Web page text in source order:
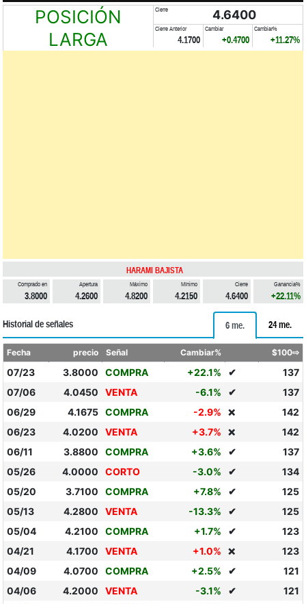
POSICIÓN
LARGA
Cierre 4.6400
Cierre Anterior
4.1700
Cambiar
+0.4700
Cambiar%
+11.27%
HARAMI BAJISTA
Comprado en
3.8000
Apertura
4.2600
Máximo
4.8200
Mínimo
4.2150
Cierre
4.6400
Ganancia%
+22.11%
Historial de señales 6 me. 24 me.
Fecha precio Señal Cambiar% $100⇨
07/23 3.8000 COMPRA +22.1% ✔
137
07/06
4.0450 VENTA -6.1% ✔
137
06/29
4.1675 COMPRA -2.9% ❌
142
06/23
4.0200 VENTA +3.7% ❌
142
06/11
3.8800 COMPRA +3.6% ✔
137
05/26
4.0000 CORTO -3.0% ✔
134
05/20
3.7100 COMPRA +7.8% ✔
125
05/13
4.2800 VENTA -13.3% ✔
125
05/04
4.2100 COMPRA +1.7% ✔
123
04/21
4.1700 VENTA +1.0% ❌
123
04/09
4.0700 COMPRA +2.5% ✔
121
04/06
4.2000 VENTA -3.1% ✔
121